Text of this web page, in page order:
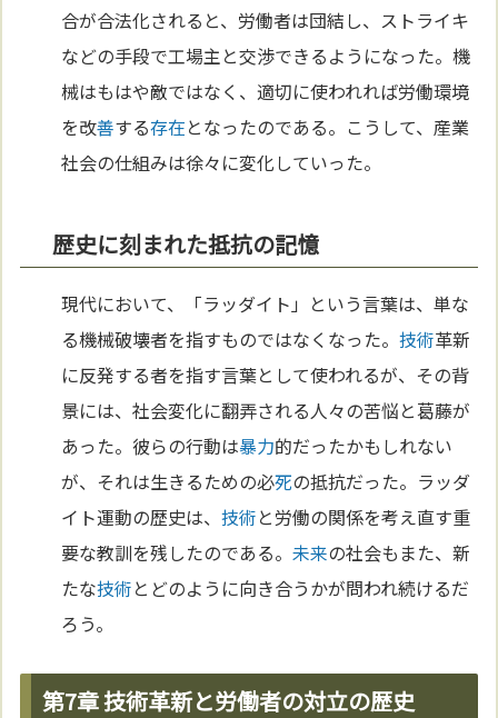
合が合法化されると、労働者は団結し、ストライキ
などの手段で工場主と交渉できるようになった。機
械はもはや敵ではなく、適切に使われれば労働環境
を改善する存在となったのである。こうして、産業
社会の仕組みは徐々に変化していった。
歴史に刻まれた抵抗の記憶
現代において、「ラッダイト」という言葉は、単な
る機械破壊者を指すものではなくなった。技術革新
に反発する者を指す言葉として使われるが、その背
景には、社会変化に翻弄される人々の苦悩と葛藤が
あった。彼らの行動は暴力的だったかもしれない
が、それは生きるための必死の抵抗だった。ラッダ
イト運動の歴史は、技術と労働の関係を考え直す重
要な教訓を残したのである。未来の社会もまた、新
たな技術とどのように向き合うかが問われ続けるだ
ろう。
第7章 技術革新と労働者の対立の歴史